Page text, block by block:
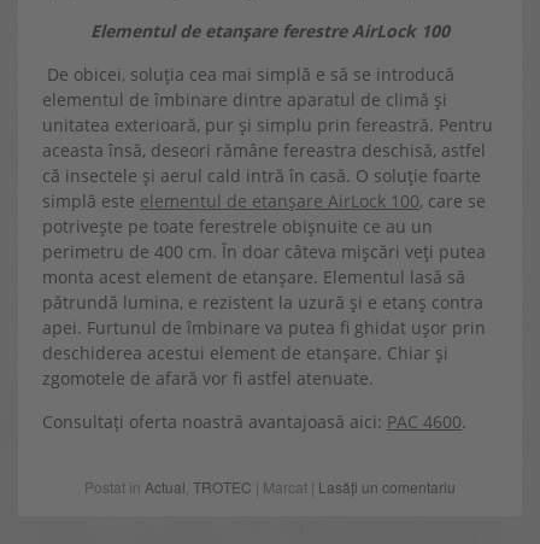
Elementul de etanșare ferestre AirLock 100
De obicei, soluția cea mai simplă e să se introducă
elementul de îmbinare dintre aparatul de climă și
unitatea exterioară, pur și simplu prin fereastră. Pentru
aceasta însă, deseori rămâne fereastra deschisă, astfel
că insectele și aerul cald intră în casă. O soluție foarte
simplă este elementul de etanșare AirLock 100, care se
potrivește pe toate ferestrele obișnuite ce au un
perimetru de 400 cm. În doar câteva mișcări veți putea
monta acest element de etanșare. Elementul lasă să
pătrundă lumina, e rezistent la uzură și e etanș contra
apei. Furtunul de îmbinare va putea fi ghidat ușor prin
deschiderea acestui element de etanșare. Chiar și
zgomotele de afară vor fi astfel atenuate.
Consultați oferta noastră avantajoasă aici: PAC 4600.
Postat în Actual TROTEC | Marcat | Lasăți un comentariu